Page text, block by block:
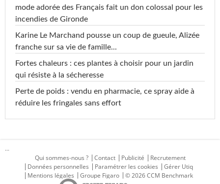
mode adorée des Français fait un don colossal pour les
incendies de Gironde
Karine Le Marchand pousse un coup de gueule, Alizée
franche sur sa vie de famille...
Fortes chaleurs : ces plantes à choisir pour un jardin
qui résiste à la sécheresse
Perte de poids : vendu en pharmacie, ce spray aide à
réduire les fringales sans effort
...
Qui sommes-nous ?
Contact Publicité
Recrutement
Données personnelles
Paramétrer les cookies
Gérer Utiq
Mentions légales
Groupe Figaro © 2026 CCM Benchmark